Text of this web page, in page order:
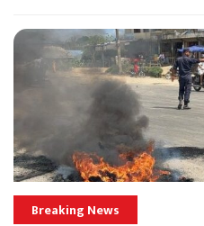
Breaking News